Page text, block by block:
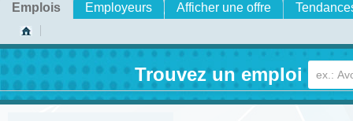
Emplois Employeurs Afficher une offre
Trouvez un emploi